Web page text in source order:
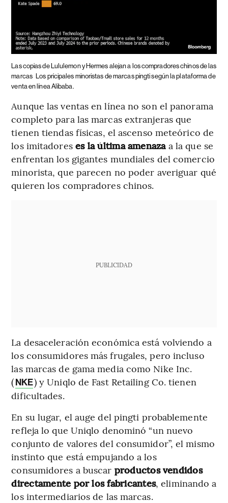
Las copias de Lululemon y Hermes alejan a los compradores chinos de las
marcas
Los pricipales minoristas de marcas pingti según la plataforma de
venta en línea Alibaba.
Aunque las ventas en línea no son el panorama
completo para las marcas extranjeras que
tienen tiendas físicas, el ascenso meteórico de
los imitadores es la última amenazaa la que se
enfrentan los gigantes mundiales del comercio
minorista, que parecen no poder averiguar qué
quieren los compradores chinos.
PUBLICIDAD
La desaceleración económica está volviendo a
los consumidores más frugales, pero incluso
las marcas de gama media como Nike Inc.
(NKE) y Uniqlo de Fast Retailing Co. tienen
dificultades.
En su lugar, el auge del pingti probablemente
refleja lo que Uniqlo denominó “un nuevo
conjunto de valores del consumidor”, el mismo
instinto que está empujando a los
consumidores a buscar productos vendidos
directamente por los fabricantes, eliminando a
los intermediarios de las marcas.